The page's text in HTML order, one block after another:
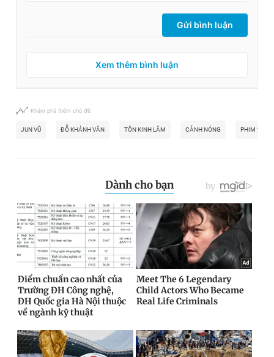
Gửi bình luận
Xem thêm bình luận
Khám phá thêm chủ đề
JUN VŨ ĐỖ KHÁNH VÂN TÔN KINH LÂM CẢNH NÓNG PHIM 18+